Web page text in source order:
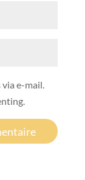
e-mail.